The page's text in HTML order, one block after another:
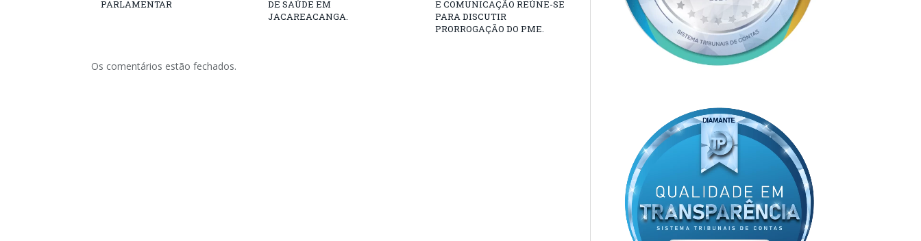
PARLAMENTAR
DE SAÚDE EM
JACAREACANGA.
E COMUNICAÇÃO REÚNE-SE
PARA DISCUTIR
PRORROGAÇÃO DO PME.
Os comentários estão fechados.